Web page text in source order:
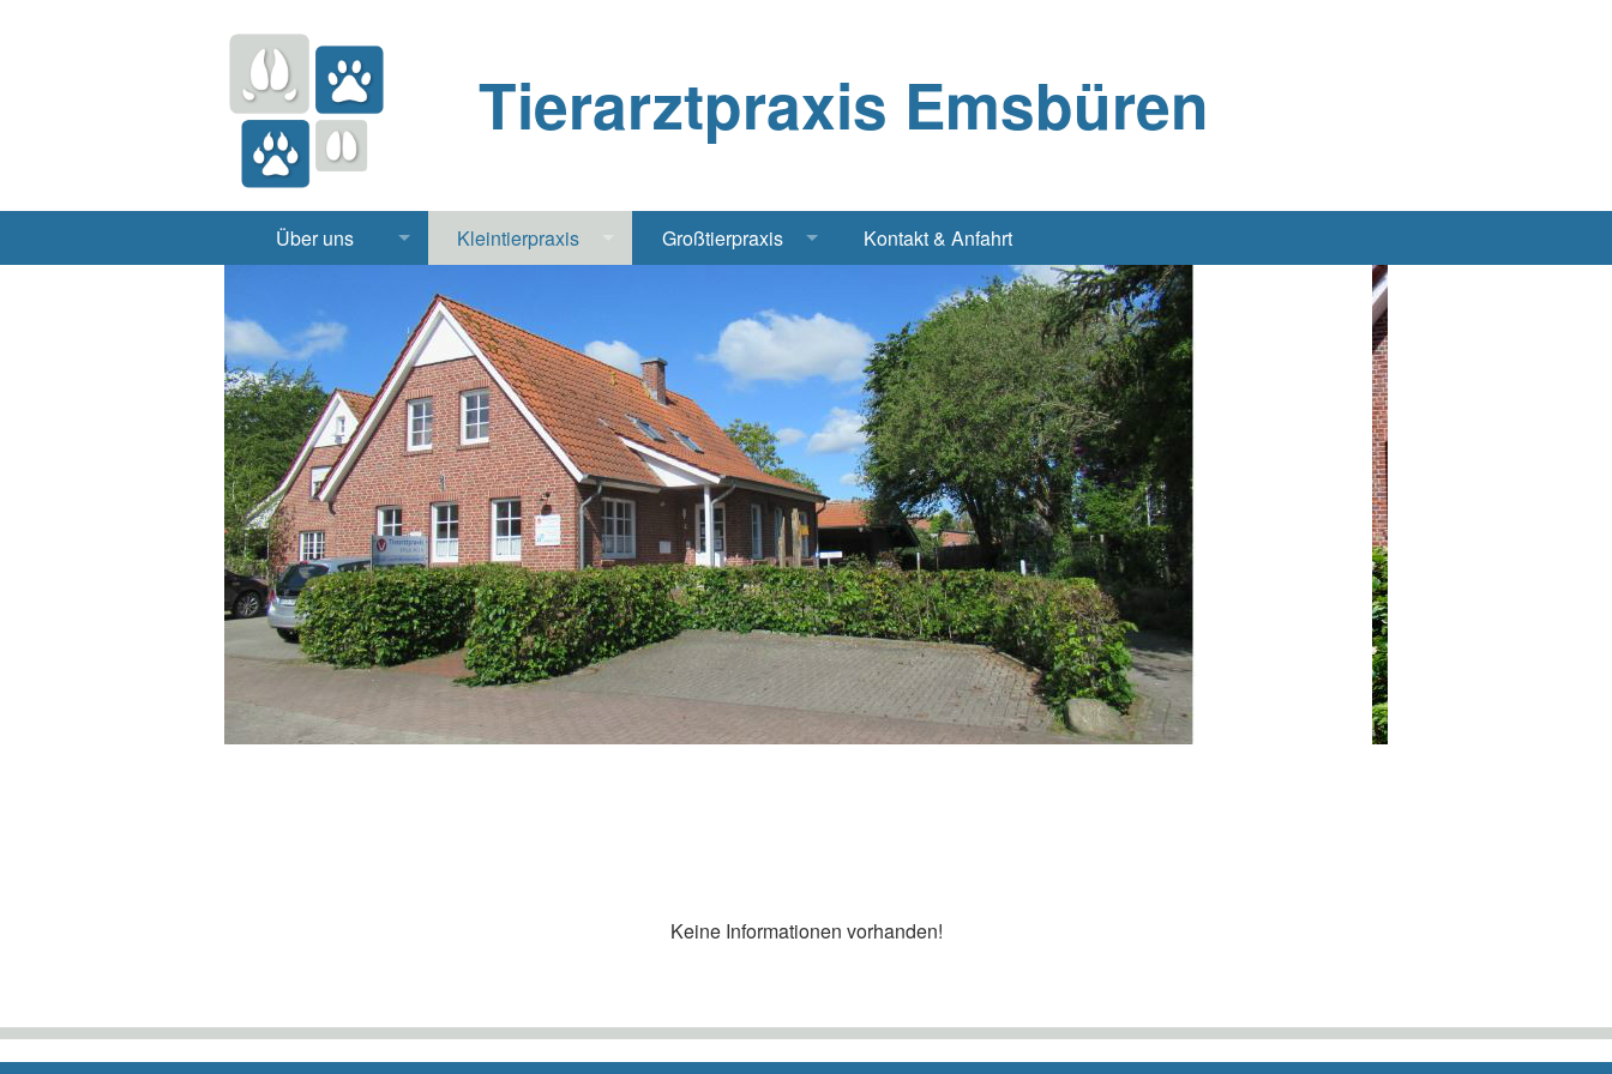
Tierarztpraxis Emsbüren
Über uns
Apotheke
Labor
Notdienst
Jobs & Praktikum
Kleintierpraxis
Heimtiere
Röntgen Ultraschall Elektrochirurgie Narkose
Großtierpraxis
Bestandsbetreuung Rind
Pferde
Geflügel, Tauben, Hühner
Kontakt & Anfahrt
Keine Informationen vorhanden!